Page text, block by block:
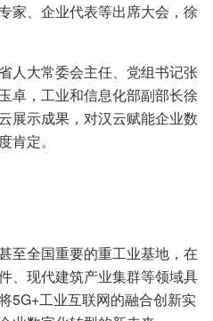
家、企业代表等出席大会，徐
人大常委会主任、党组书记张
卓，工业和信息化部副部长徐
展示成果，对汉云赋能企业数
肯定。
至全国重要的重工业基地，在
、现代建筑产业集群等领域具
5G+工业互联网的融合创新实